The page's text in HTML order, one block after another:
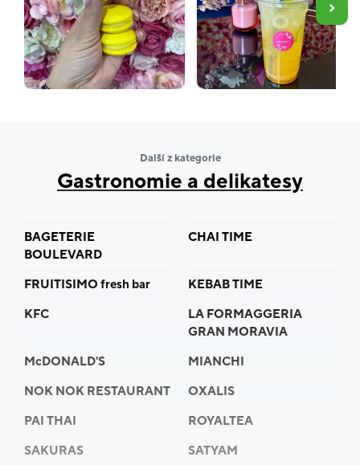
Další z kategorie
Gastronomie a delikatesy
BAGETERIE
BOULEVARD
CHAI TIME
FRUITISIMO fresh bar
KEBAB TIME
KFC
LA FORMAGGERIA
GRAN MORAVIA
McDONALD'S
MIANCHI
NOK NOK RESTAURANT
OXALIS
PAI THAI
ROYALTEA
SAKURAS
SATYAM